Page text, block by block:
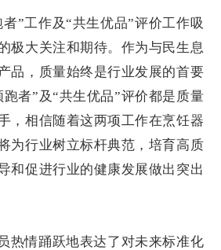
者”工作及“共生优品”评价工作吸
极大关注和期待。作为与民生息
品，质量始终是行业发展的首要
者”及“共生优品”评价都是质量
，相信随着这两项工作在烹饪器
为行业树立标杆典范，培育高质
和促进行业的健康发展做出突出
热情踊跃地表达了对未来标准化